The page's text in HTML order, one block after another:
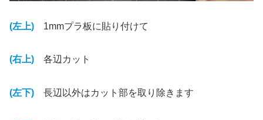
(左上) 1mmプラ板に貼り付けて
(右上) 各辺カット
(左下) 長辺以外はカット部を取り除きます